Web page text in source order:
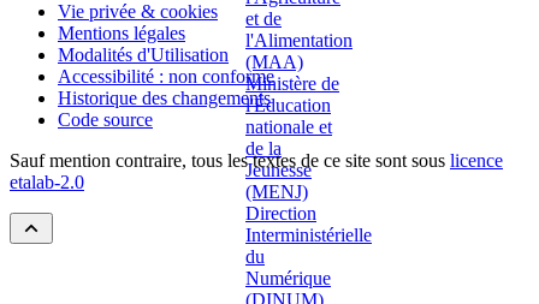
Vie privée & cookies
Mentions légales
Modalités d'Utilisation
Accessibilité : non conforme
Historique des changements
Code source
Sauf mention contraire, tous les textes de ce site sont sous licence
etalab-2.0